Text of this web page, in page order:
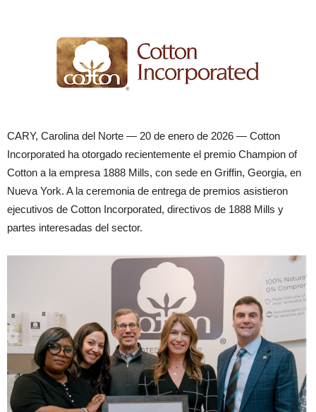
CARY, Carolina del Norte — 20 de enero de 2026 — Cotton
Incorporated ha otorgado recientemente el premio Champion of
Cotton a la empresa 1888 Mills, con sede en Griffin, Georgia, en
Nueva York. A la ceremonia de entrega de premios asistieron
ejecutivos de Cotton Incorporated, directivos de 1888 Mills y
partes interesadas del sector.